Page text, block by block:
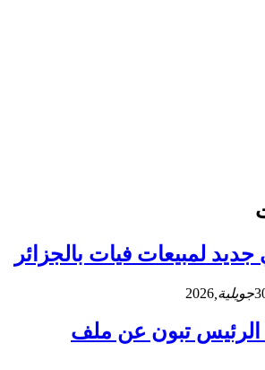
لمبيعات فيات بالجزائر
جويلية, 2026
الرئيس تبون عن ملف